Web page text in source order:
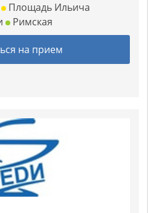
Площадь Ильича
Римская
на прием